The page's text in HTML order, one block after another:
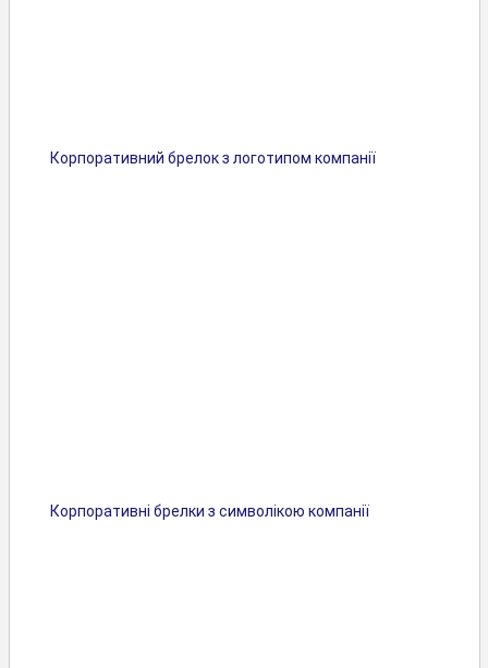
Корпоративний брелок з логотипом компанії
Корпоративні брелки з символікою компанії